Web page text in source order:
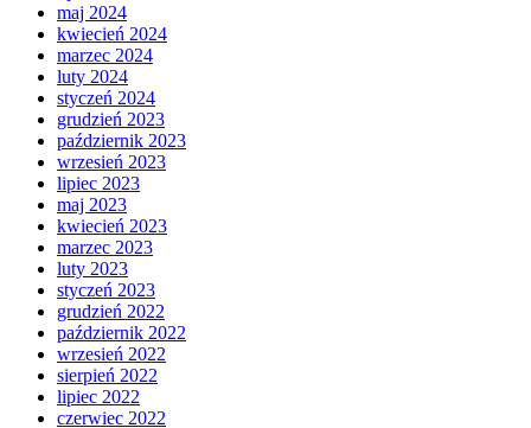
maj 2024
kwiecień 2024
marzec 2024
luty 2024
styczeń 2024
grudzień 2023
październik 2023
wrzesień 2023
lipiec 2023
maj 2023
kwiecień 2023
marzec 2023
luty 2023
styczeń 2023
grudzień 2022
październik 2022
wrzesień 2022
sierpień 2022
lipiec 2022
czerwiec 2022